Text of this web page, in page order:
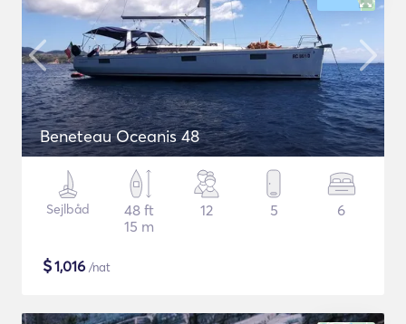
Beneteau Oceanis 48
Sejlbåd
48 ft
15 m
12 5 6
$1,016 /nat